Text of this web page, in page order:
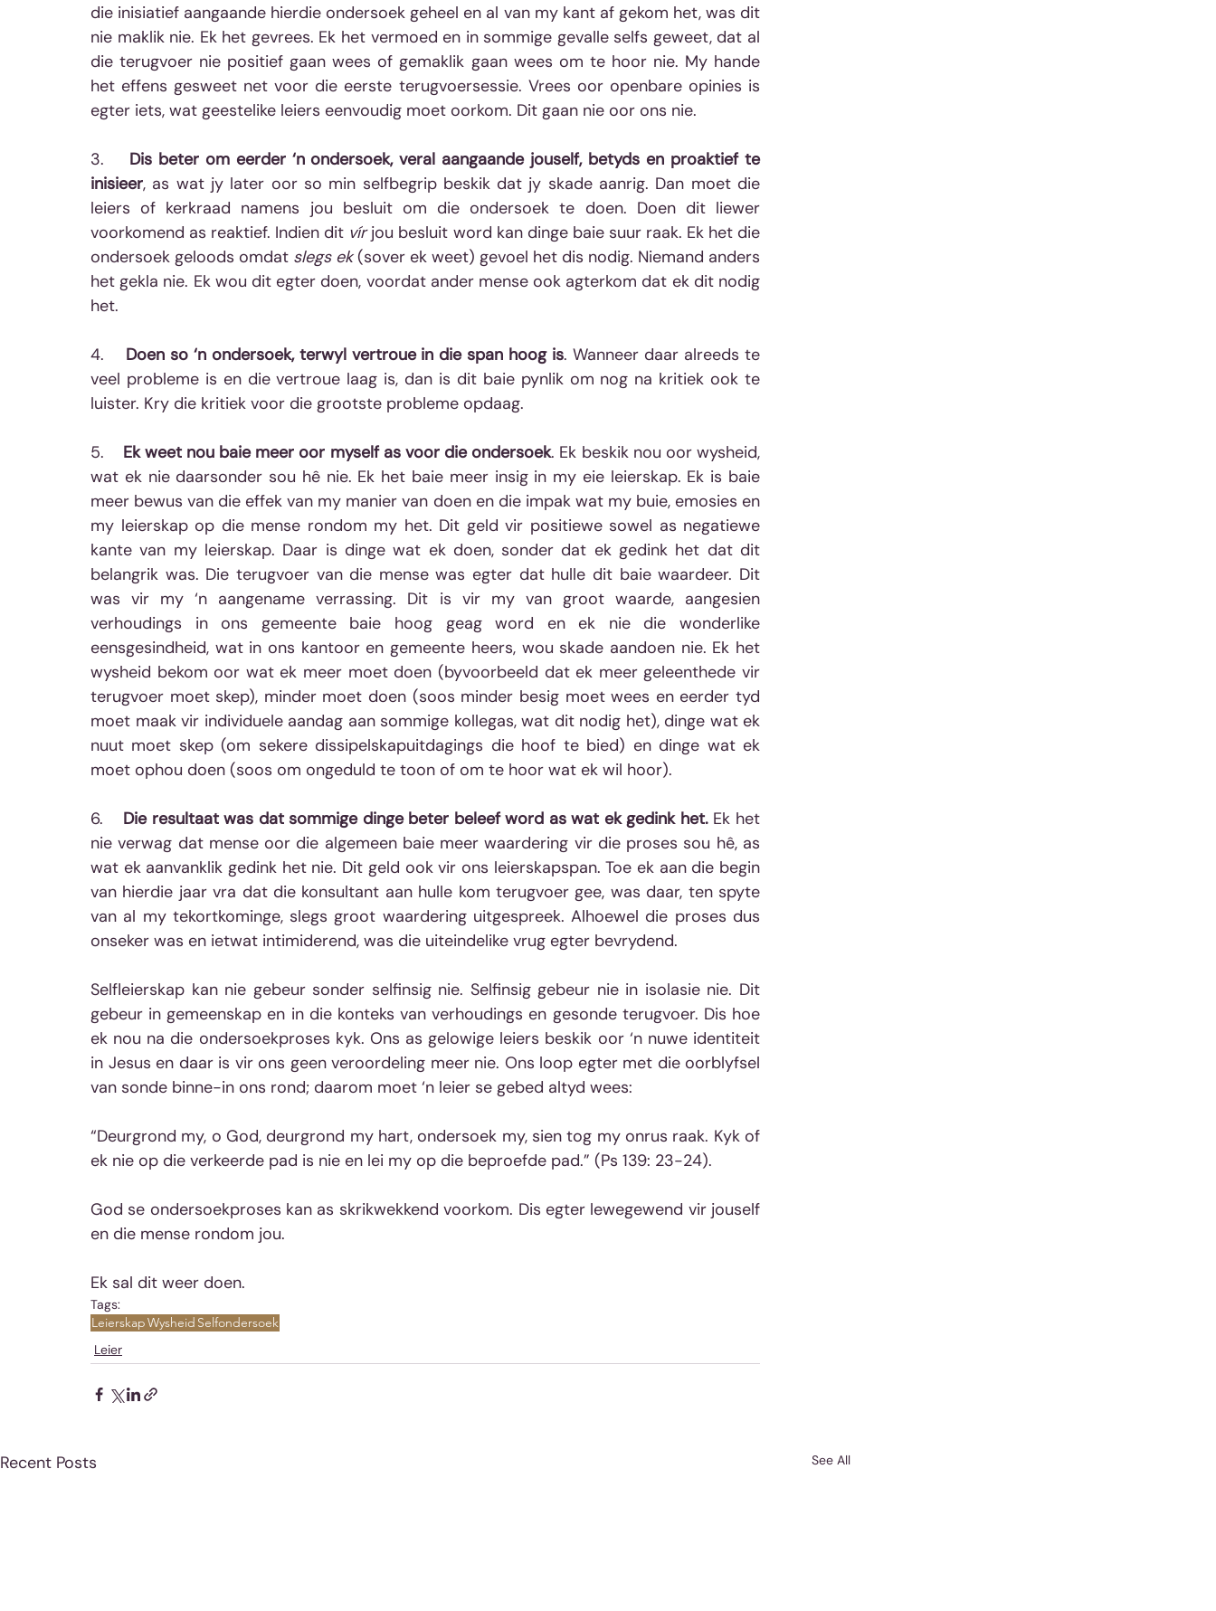
die inisiatief aangaande hierdie ondersoek geheel en al van my kant af gekom het, was dit
nie maklik nie. Ek het gevrees. Ek het vermoed en in sommige gevalle selfs geweet, dat al
die terugvoer nie positief gaan wees of gemaklik gaan wees om te hoor nie. My hande
het effens gesweet net voor die eerste terugvoersessie. Vrees oor openbare opinies is
egter iets, wat geestelike leiers eenvoudig moet oorkom. Dit gaan nie oor ons nie.
3. Dis beter om eerder ‘n ondersoek, veral aangaande jouself, betyds en proaktief te
inisieer, as wat jy later oor so min selfbegrip beskik dat jy skade aanrig. Dan moet die
leiers of kerkraad namens jou besluit om die ondersoek te doen. Doen dit liewer
voorkomend as reaktief. Indien dit vír jou besluit word kan dinge baie suur raak. Ek het die
ondersoek geloods omdat slegs ek (sover ek weet) gevoel het dis nodig. Niemand anders
het gekla nie. Ek wou dit egter doen, voordat ander mense ook agterkom dat ek dit nodig
het.
4. Doen so ‘n ondersoek, terwyl vertroue in die span hoog is. Wanneer daar alreeds te
veel probleme is en die vertroue laag is, dan is dit baie pynlik om nog na kritiek ook te
luister. Kry die kritiek voor die grootste probleme opdaag.
5. Ek weet nou baie meer oor myself as voor die ondersoek. Ek beskik nou oor wysheid,
wat ek nie daarsonder sou hê nie. Ek het baie meer insig in my eie leierskap. Ek is baie
meer bewus van die effek van my manier van doen en die impak wat my buie, emosies en
my leierskap op die mense rondom my het. Dit geld vir positiewe sowel as negatiewe
kante van my leierskap. Daar is dinge wat ek doen, sonder dat ek gedink het dat dit
belangrik was. Die terugvoer van die mense was egter dat hulle dit baie waardeer. Dit
was vir my ‘n aangename verrassing. Dit is vir my van groot waarde, aangesien
verhoudings in ons gemeente baie hoog geag word en ek nie die wonderlike
eensgesindheid, wat in ons kantoor en gemeente heers, wou skade aandoen nie. Ek het
wysheid bekom oor wat ek meer moet doen (byvoorbeeld dat ek meer geleenthede vir
terugvoer moet skep), minder moet doen (soos minder besig moet wees en eerder tyd
moet maak vir individuele aandag aan sommige kollegas, wat dit nodig het), dinge wat ek
nuut moet skep (om sekere dissipelskapuitdagings die hoof te bied) en dinge wat ek
moet ophou doen (soos om ongeduld te toon of om te hoor wat ek wil hoor).
6. Die resultaat was dat sommige dinge beter beleef word as wat ek gedink het. Ek het
nie verwag dat mense oor die algemeen baie meer waardering vir die proses sou hê, as
wat ek aanvanklik gedink het nie. Dit geld ook vir ons leierskapspan. Toe ek aan die begin
van hierdie jaar vra dat die konsultant aan hulle kom terugvoer gee, was daar, ten spyte
van al my tekortkominge, slegs groot waardering uitgespreek. Alhoewel die proses dus
onseker was en ietwat intimiderend, was die uiteindelike vrug egter bevrydend.
Selfleierskap kan nie gebeur sonder selfinsig nie. Selfinsig gebeur nie in isolasie nie. Dit
gebeur in gemeenskap en in die konteks van verhoudings en gesonde terugvoer. Dis hoe
ek nou na die ondersoekproses kyk. Ons as gelowige leiers beskik oor ‘n nuwe identiteit
in Jesus en daar is vir ons geen veroordeling meer nie. Ons loop egter met die oorblyfsel
van sonde binne-in ons rond; daarom moet ‘n leier se gebed altyd wees:
“Deurgrond my, o God, deurgrond my hart, ondersoek my, sien tog my onrus raak. Kyk of
ek nie op die verkeerde pad is nie en lei my op die beproefde pad.” (Ps 139: 23-24).
God se ondersoekproses kan as skrikwekkend voorkom. Dis egter lewegewend vir jouself
en die mense rondom jou.
Ek sal dit weer doen.
Tags:
LeierskapWysheid Selfondersoek
Leier
Recent Posts See All